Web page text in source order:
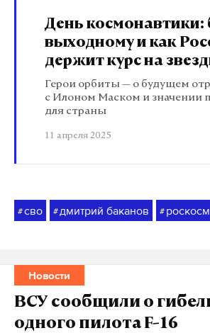
День космонавтики:
выходному и как
держит курс на
Герои орбиты — о будущем
с Илоном Маском и значении
для страны
11 апреля 2025
#сво # дмитрий баканов #
Новости
ВСУ сообщили о
одного пилота F-16